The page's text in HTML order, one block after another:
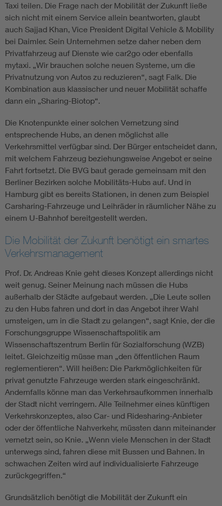
Taxi teilen. Die Frage nach der Mobilität der Zukunft ließe
sich nicht mit einem Service allein beantworten, glaubt
auch Sajjad Khan, Vice President Digital Vehicle & Mobility
bei Daimler. Sein Unternehmen setze daher neben dem
Privatfahrzeug auf Dienste wie car2go oder ebenfalls
mytaxi. „Wir brauchen solche neuen Systeme, um die
Privatnutzung von Autos zu reduzieren“, sagt Falk. Die
Kombination aus klassischer und neuer Mobilität schaffe
dann ein „Sharing-Biotop“.
Die Knotenpunkte einer solchen Vernetzung sind
entsprechende Hubs, an denen möglichst alle
Verkehrsmittel verfügbar sind. Der Bürger entscheidet dann,
mit welchem Fahrzeug beziehungsweise Angebot er seine
Fahrt fortsetzt. Die BVG baut gerade gemeinsam mit den
Berliner Bezirken solche Mobilitäts-Hubs auf. Und in
Hamburg gibt es bereits Stationen, in denen zum Beispiel
Carsharing-Fahrzeuge und Leihräder in räumlicher Nähe zu
einem U-Bahnhof bereitgestellt werden.
Die Mobilität der Zukunft benötigt ein smartes
Verkehrsmanagement
Prof. Dr. Andreas Knie geht dieses Konzept allerdings nicht
weit genug. Seiner Meinung nach müssen die Hubs
außerhalb der Städte aufgebaut werden. „Die Leute sollen
zu den Hubs fahren und dort in das Angebot ihrer Wahl
umsteigen, um in die Stadt zu gelangen“, sagt Knie, der die
Forschungsgruppe Wissenschaftspolitik am
Wissenschaftszentrum Berlin für Sozialforschung (WZB)
leitet. Gleichzeitig müsse man „den öffentlichen Raum
reglementieren“. Will heißen: Die Parkmöglichkeiten für
privat genutzte Fahrzeuge werden stark eingeschränkt.
Andernfalls könne man das Verkehrsaufkommen innerhalb
der Stadt nicht verringern. Alle Teilnehmer eines künftigen
Verkehrskonzeptes, also Car- und Ridesharing-Anbieter
oder der öffentliche Nahverkehr, müssten dann miteinander
vernetzt sein, so Knie. „Wenn viele Menschen in der Stadt
unterwegs sind, fahren diese mit Bussen und Bahnen. In
schwachen Zeiten wird auf individualisierte Fahrzeuge
zurückgegriffen.“
Grundsätzlich benötigt die Mobilität der Zukunft ein